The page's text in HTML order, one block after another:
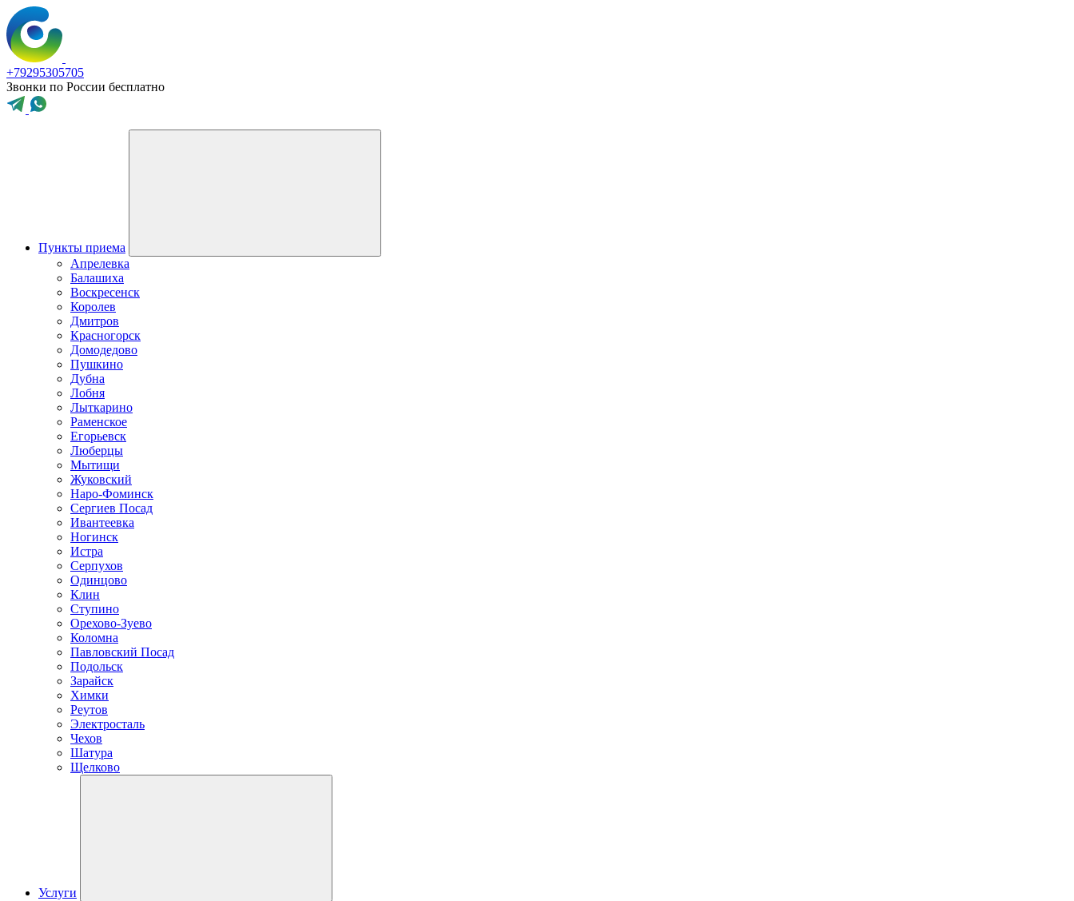
+79295305705
Звонки по России бесплатно
Пункты приема
Апрелевка
Балашиха
Воскресенск
Королев
Дмитров
Красногорск
Домодедово
Пушкино
Дубна
Лобня
Лыткарино
Раменское
Егорьевск
Люберцы
Мытищи
Жуковский
Наро-Фоминск
Сергиев Посад
Ивантеевка
Ногинск
Истра
Серпухов
Одинцово
Клин
Ступино
Орехово-Зуево
Коломна
Павловский Посад
Подольск
Зарайск
Химки
Реутов
Электросталь
Чехов
Шатура
Щелково
Услуги